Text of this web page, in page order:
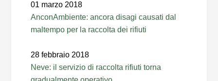
01 marzo 2018
AnconAmbiente: ancora disagi causati dal
maltempo per la raccolta dei rifiuti
28 febbraio 2018
Neve: il servizio di raccolta rifiuti torna